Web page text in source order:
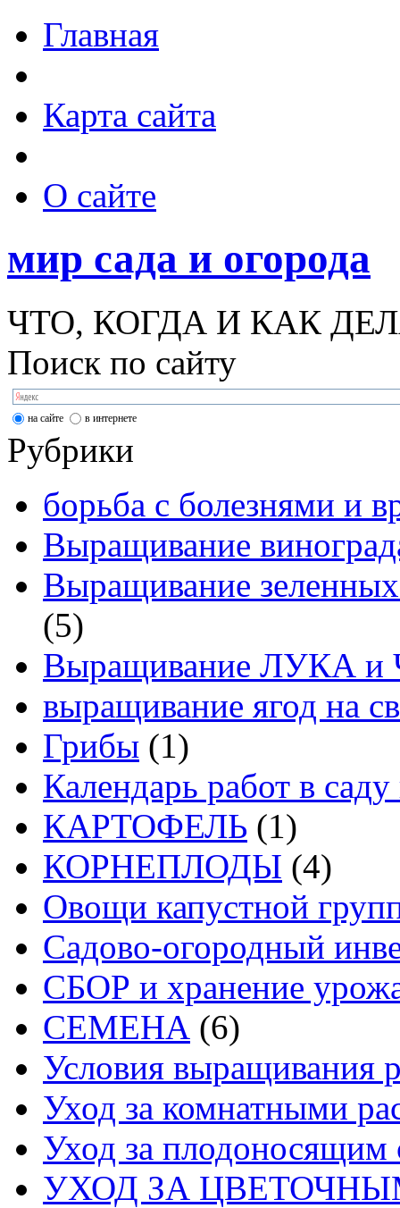
Главная
Карта сайта
О сайте
мир сада и огорода
ЧТО, КОГДА И КАК
Поиск по сайту
на сайте в интернете
Рубрики
борьба с болезнями и
Выращивание
Выращивание
(5)
Выращивание ЛУКА
выращивание ягод на
Грибы (1)
Календарь работ в
КАРТОФЕЛЬ (1)
КОРНЕПЛОДЫ (4)
Овощи капустной
Садово-огородный
СБОР и хранение
СЕМЕНА (6)
Условия выращивания
Уход за комнатными
Уход за плодоносящим
УХОД ЗА